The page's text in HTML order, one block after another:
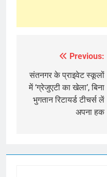
navigation
Previous:
संतनगर के प्राइवेट स्कूलों
में ‘ग्रेजुएटी का खेला’, बिना
भुगतान रिटायर्ड टीचर्स लें
अपना हक